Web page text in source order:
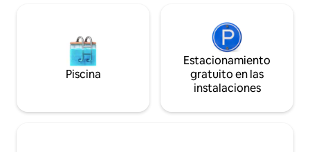
Piscina
Estacionamiento
gratuito en las
instalaciones